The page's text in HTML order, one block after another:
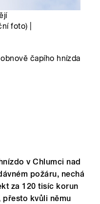
foto) |
čapího hnízda
v Chlumci nad
požáru, nechá
za 120 tisíc korun
kvůli němu